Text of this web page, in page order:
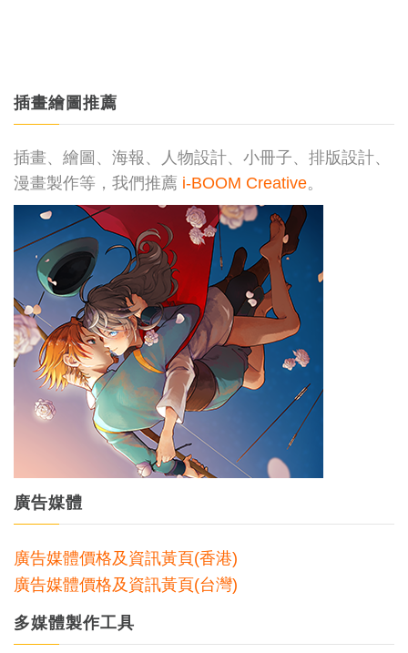
插畫繪圖推薦
插畫、繪圖、海報、人物設計、小冊子、排版設計、
漫畫製作等，我們推薦 i-BOOM Creative。
廣告媒體
廣告媒體價格及資訊黃頁(香港)
廣告媒體價格及資訊黃頁(台灣)
多媒體製作工具